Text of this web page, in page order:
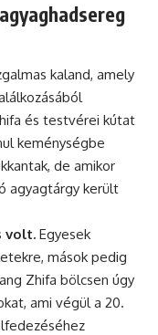
kaland, amely
és testvérei kútat
keménységbe
de amikor
agyagtárgy került
volt. Egyesek
mások pedig
Zhifa bölcsen úgy
ami végül a 20.